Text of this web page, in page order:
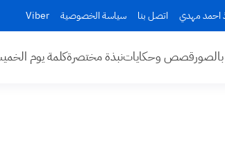
احمد مهدي اتصل بنا سياسة الخصوصية Viber
قصص وحكاياتنبذة مختصرةكلمة يوم